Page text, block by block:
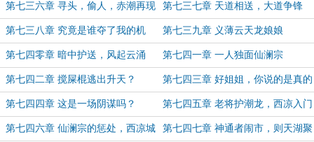
第七三六章 寻头，偷人，赤潮再现 第七三七章 天道相送，大道争锋
第七三八章 究竟是谁夺了我的机
缘？
第七三九章 义薄云天龙娘娘
第七四零章 暗中护送，风起云涌 第七四一章 一人独面仙澜宗
第七四二章 搅屎棍逃出升天？ 第七四三章 好姐姐，你说的是真的
吗？
第七四四章 这是一场阴谋吗？ 第七四五章 老将护潮龙，西凉入门
难
第七四六章 仙澜宗的惩处，西凉城 第七四七章 神通者闹市，则天湖聚